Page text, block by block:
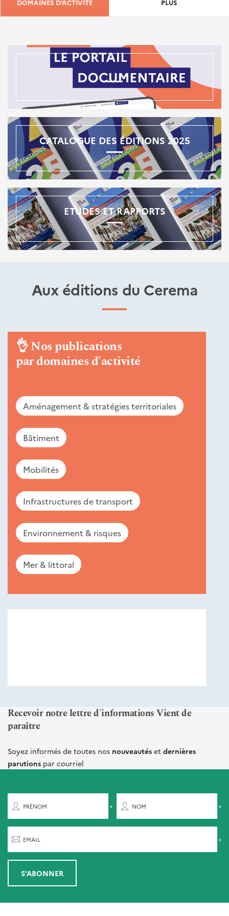
DOMAINES D'ACTIVITÉ PLUS
CATALOGUE DES ÉDITIONS 2025
ETUDES ET RAPPORTS
Aux éditions du Cerema
👌Nos publications
par domaines d'activité
Aménagement & stratégies territoriales
Bâtiment
Mobilités
Infrastructures de transport
Environnement & risques
Mer & littoral
Recevoir notre lettre d'informations Vient de
paraître
Soyez informés de toutes nos nouveautés et dernières
parutions par courriel
PRÉNOM NOM
EMAIL
S'ABONNER